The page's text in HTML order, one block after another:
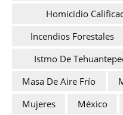
Homicidio
Incendios Forestales
Istmo De
Masa De Aire Frío
Mujeres
México